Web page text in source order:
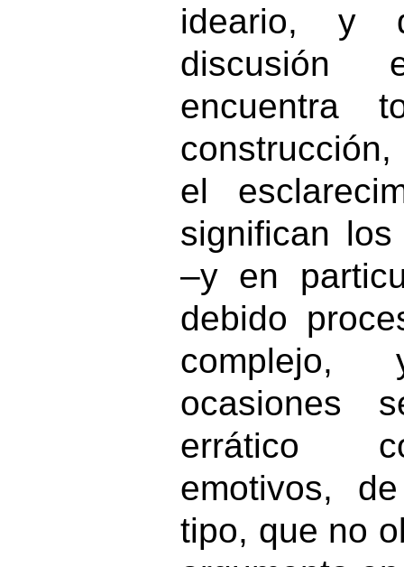
ideario, y
discusión
encuentra
el
significan
–y en
debido
ocasiones
errático
emotivos,
tipo, que no